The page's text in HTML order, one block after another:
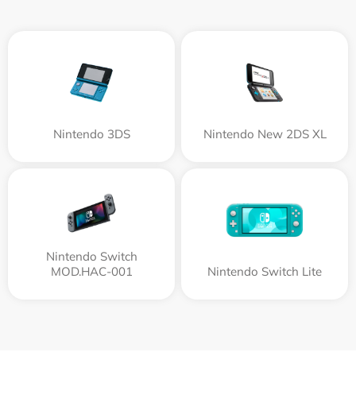
Nintendo 3DS Nintendo New 2DS XL
Nintendo Switch
MOD.HAC-001
Nintendo Switch Lite